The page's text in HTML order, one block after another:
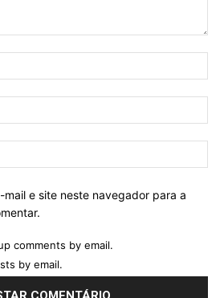
mail e site neste navegador para a
comments by email.
by email.